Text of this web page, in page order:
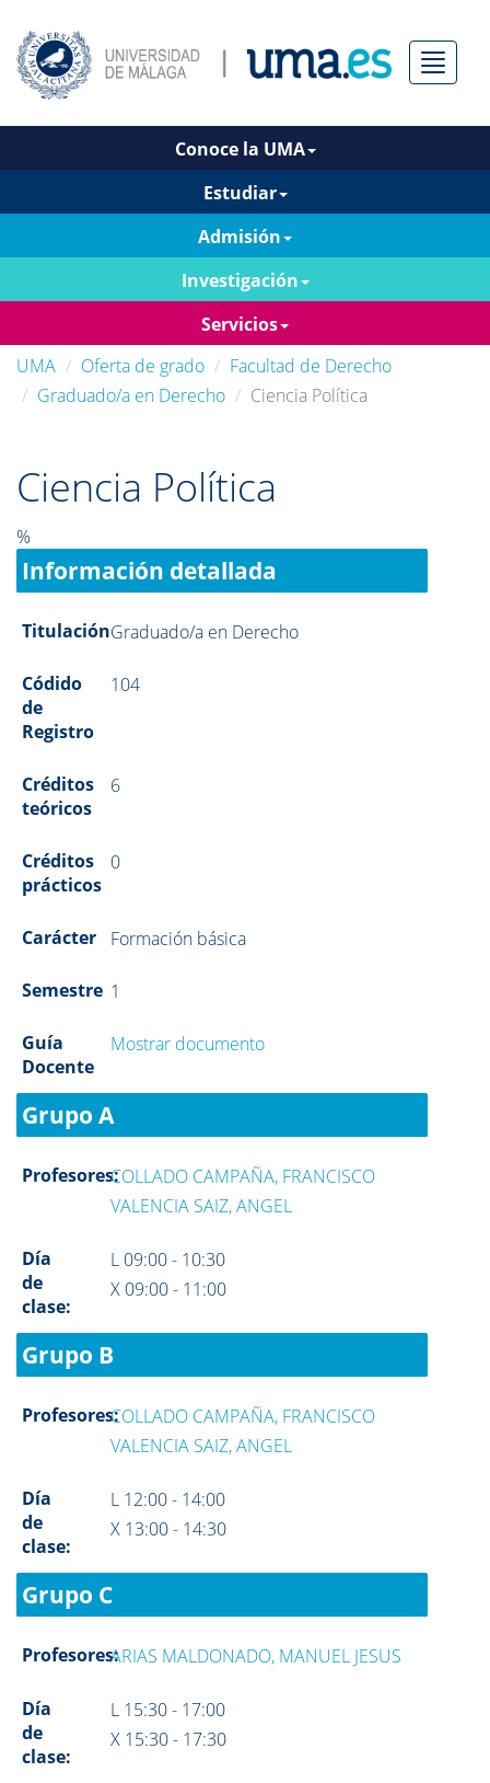
Menú
Conoce la UMA
Estudiar
Admisión
Investigación
Servicios
UMA
Oferta de grado
Facultad de Derecho
Graduado/a en Derecho
Ciencia Política
Ciencia Política
%
Información detallada
TitulaciónGraduado/a en Derecho
Códido
de
Registro
104
Créditos
teóricos
6
Créditos
prácticos
0
Carácter Formación básica
Semestre 1
Guía
Docente
Mostrar documento
Grupo A
Profesores:COLLADO CAMPAÑA, FRANCISCO
VALENCIA SAIZ, ANGEL
Día
de
clase:
L 09:00 - 10:30
X 09:00 - 11:00
Grupo B
Profesores:COLLADO CAMPAÑA, FRANCISCO
VALENCIA SAIZ, ANGEL
Día
de
clase:
L 12:00 - 14:00
X 13:00 - 14:30
Grupo C
Profesores:ARIAS MALDONADO, MANUEL JESUS
Día
de
clase:
L 15:30 - 17:00
X 15:30 - 17:30